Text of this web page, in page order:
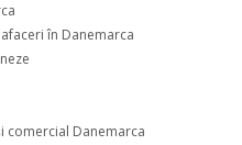
în Danemarca
comercial Danemarca